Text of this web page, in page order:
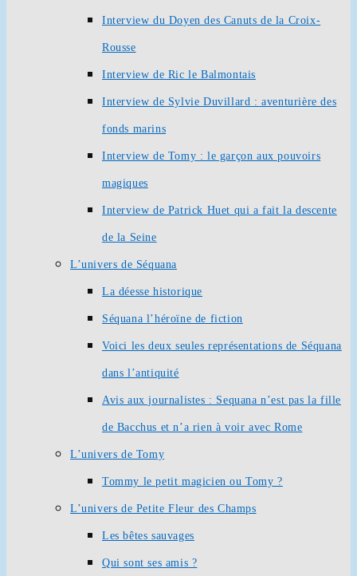
Interview du Doyen des Canuts de la Croix-
Rousse
Interview de Ric le Balmontais
Interview de Sylvie Duvillard : aventurière des
fonds marins
Interview de Tomy : le garçon aux pouvoirs
magiques
Interview de Patrick Huet qui a fait la descente
de la Seine
L’univers de Séquana
La déesse historique
Séquana l’héroïne de fiction
Voici les deux seules représentations de Séquana
dans l’antiquité
Avis aux journalistes : Sequana n’est pas la fille
de Bacchus et n’a rien à voir avec Rome
L’univers de Tomy
Tommy le petit magicien ou Tomy ?
L’univers de Petite Fleur des Champs
Les bêtes sauvages
Qui sont ses amis ?